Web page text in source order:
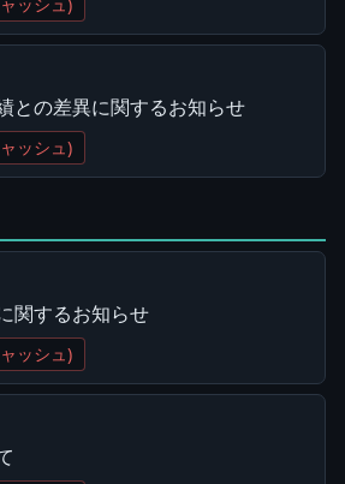
との差異に関するお知らせ
ッシュ)
関するお知らせ
ッシュ)